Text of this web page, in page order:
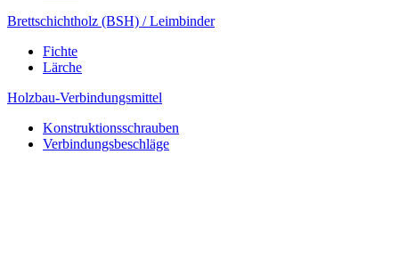
Brettschichtholz (BSH) / Leimbinder
Fichte
Lärche
Holzbau-Verbindungsmittel
Konstruktionsschrauben
Verbindungsbeschläge